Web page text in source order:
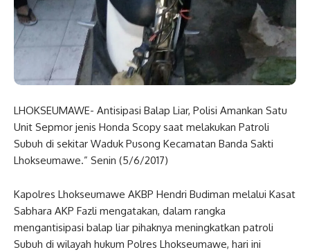
LHOKSEUMAWE- Antisipasi Balap Liar, Polisi Amankan Satu
Unit Sepmor jenis Honda Scopy saat melakukan Patroli
Subuh di sekitar Waduk Pusong Kecamatan Banda Sakti
Lhokseumawe.” Senin (5/6/2017)
Kapolres Lhokseumawe AKBP Hendri Budiman melalui Kasat
Sabhara AKP Fazli mengatakan, dalam rangka
mengantisipasi balap liar pihaknya meningkatkan patroli
Subuh di wilayah hukum Polres Lhokseumawe, hari ini